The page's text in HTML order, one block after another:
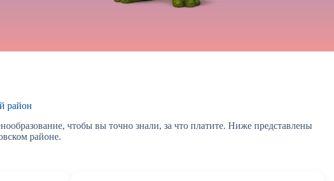
район
чтобы вы точно знали, за что платите. Ниже представлены
районе.